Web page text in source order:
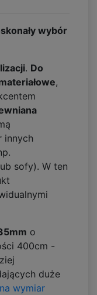
wybór
. Do
,
innych
sofy). W ten
o
400cm -
duże
wymiar